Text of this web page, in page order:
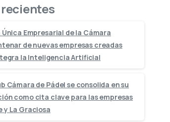
Empresarial de la Cámara
de nuevas empresas creadas
la Inteligencia Artificial
Cámara de Pádel se consolida en su
como cita clave para las empresas
y La Graciosa